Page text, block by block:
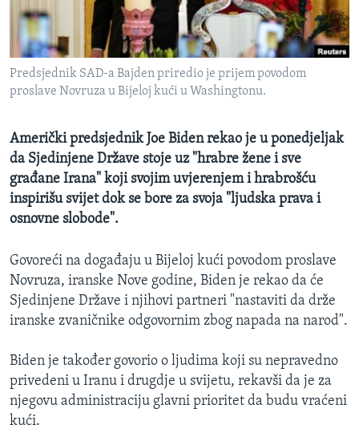
MAGAZIN
O GLASU AMERIKE
Learning English
PRATITE NAS
Jezici
Predsjednik SAD-a Bajden priredio je prijem povodom
proslave Novruza u Bijeloj kući u Washingtonu.
Američki predsjednik Joe Biden rekao je u ponedjeljak
da Sjedinjene Države stoje uz "hrabre žene i sve
građane Irana" koji svojim uvjerenjem i hrabrošću
inspirišu svijet dok se bore za svoja "ljudska prava i
osnovne slobode".
Govoreći na događaju u Bijeloj kući povodom proslave
Novruza, iranske Nove godine, Biden je rekao da će
Sjedinjene Države i njihovi partneri "nastaviti da drže
iranske zvaničnike odgovornim zbog napada na narod".
Biden je također govorio o ljudima koji su nepravedno
privedeni u Iranu i drugdje u svijetu, rekavši da je za
njegovu administraciju glavni prioritet da budu vraćeni
kući.